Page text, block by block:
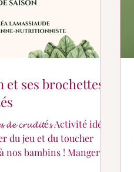
et ses brochettes
Activité idéale
du jeu et du toucher
nos bambins ! Manger